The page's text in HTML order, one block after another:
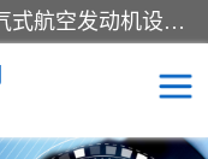
航空煤油（Jet Fuel）是专门为喷气式航空发动机设计的高纯度燃料，主要分为Jet A、Jet A-1和Jet B等类型。其特点是闪点高、低温流动性好，并添加了抗静电剂和抗氧化剂以确保飞行安全。航空煤油需